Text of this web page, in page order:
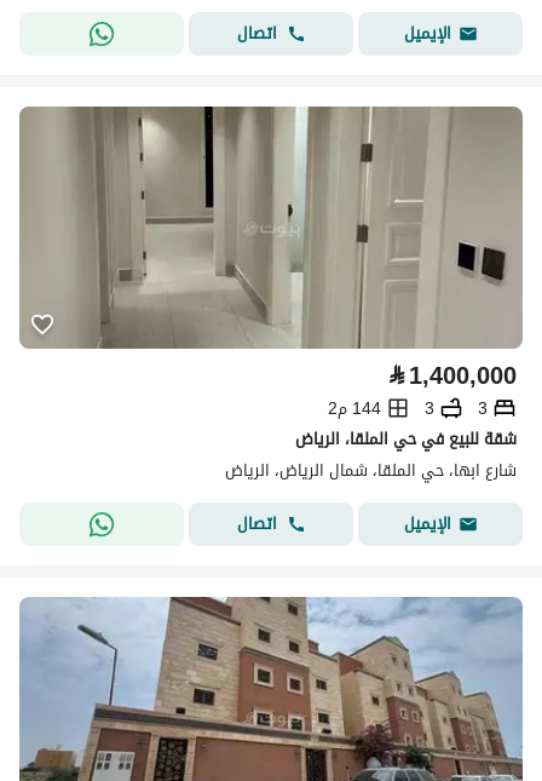
الإيميل اتصال
⃁1,400,000
3
3
144 م2
شقة للبيع في حي الملقا، الرياض
شارع ابها، حي الملقا، شمال الرياض، الرياض
الإيميل
اتصال